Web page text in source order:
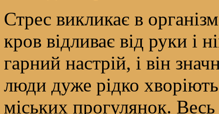
Стрес викликає в
кров відливає від руки і
гарний настрій, і він
люди дуже рідко
міських прогулянок.